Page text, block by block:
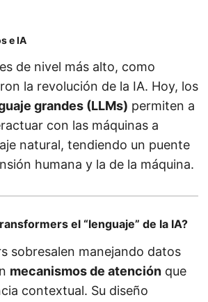
e IA
de nivel más alto, como
la revolución de la IA. Hoy, los
grandes (LLMs) permiten a
con las máquinas a
natural, tendiendo un puente
humana y la de la máquina.
el “lenguaje” de la IA?
sobresalen manejando datos
mecanismos de atención que
contextual. Su diseño